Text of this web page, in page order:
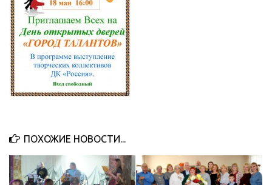
МБУ Дом культуры «Октябрь»
МБОУ ДО «Детская школа искусств»
МБОУ ДО «Детская музыкальная школа»
МБУК «Искитимский городской историко-художественный
музей»
Афиша
ПОХОЖИЕ НОВОСТИ...